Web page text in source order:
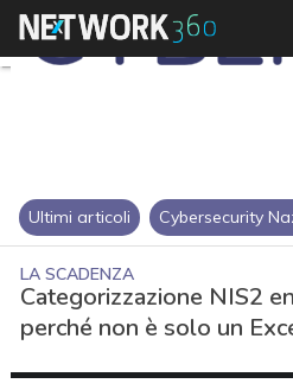
Ultimi articoli Cybersecurity
LA SCADENZA
Categorizzazione NIS2
perché non è solo un